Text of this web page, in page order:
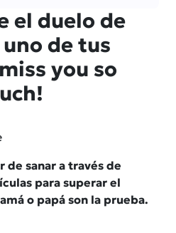
el duelo de
de tus
you so
de sanar a través de
para superar el
o papá son la prueba.